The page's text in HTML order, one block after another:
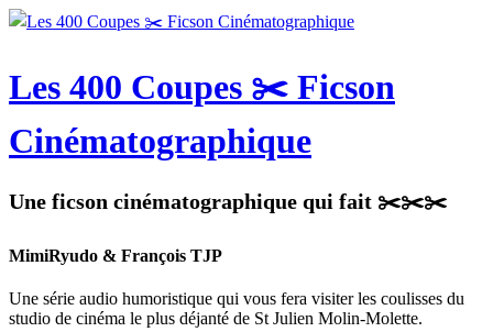
Les 400 Coupes ✂️ Ficson
Cinématographique
Une ficson cinématographique qui fait ✂️✂️✂️
MimiRyudo & François TJP
Une série audio humoristique qui vous fera visiter les coulisses du
studio de cinéma le plus déjanté de St Julien Molin-Molette.